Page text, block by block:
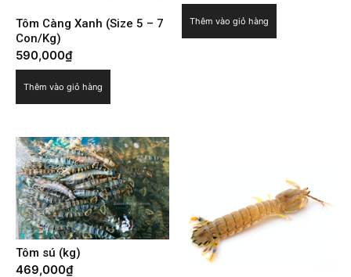
Tôm Càng Xanh (Size 5 – 7
Con/Kg)
590,000₫
Thêm vào giỏ hàng
Thêm vào giỏ hàng
Tôm sú (kg)
469,000₫